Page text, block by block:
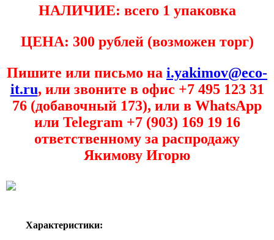
НАЛИЧИЕ: всего 1 упаковка
ЦЕНА: 300 рублей (возможен торг)
Пишите или письмо на i.yakimov@eco-
it.ru, или звоните в офис +7 495 123 31
76 (добавочный 173), или в WhatsApp
или Telegram +7 (903) 169 19 16
ответственному за распродажу
Якимову Игорю
Характеристики: